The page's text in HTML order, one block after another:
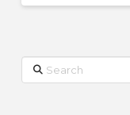
Search